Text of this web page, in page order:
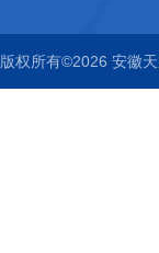
版权所有©2026 安徽